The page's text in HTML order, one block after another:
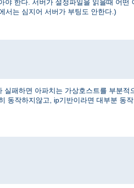
야 한다. 서버가 설정파일을 읽을때 어떤
서는 심지어 서버가 부팅도 안한다.)
패하면 아파치는 가상호스트를 부분적
동작하지않고, ip기반이라면 대부분 동